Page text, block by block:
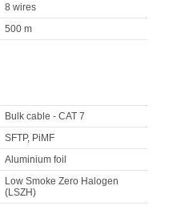
8 wires
500 m
Bulk cable - CAT 7
SFTP, PiMF
Aluminium foil
Low Smoke Zero Halogen
(LSZH)